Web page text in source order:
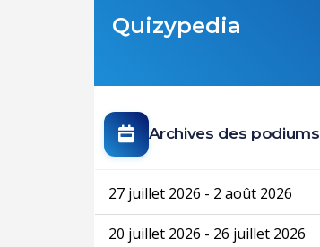
Quizypedia
Archives des podiums
27 juillet 2026 - 2 août 2026
20 juillet 2026 - 26 juillet 2026